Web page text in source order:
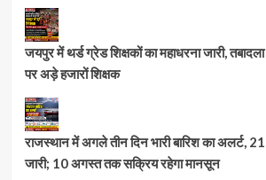
जयपुर में थर्ड ग्रेड शिक्षकों का महाधरना जारी,
पर अड़े हजारों शिक्षक
राजस्थान में अगले तीन दिन भारी बारिश का अलर्ट,
जारी; 10 अगस्त तक सक्रिय रहेगा मानसून